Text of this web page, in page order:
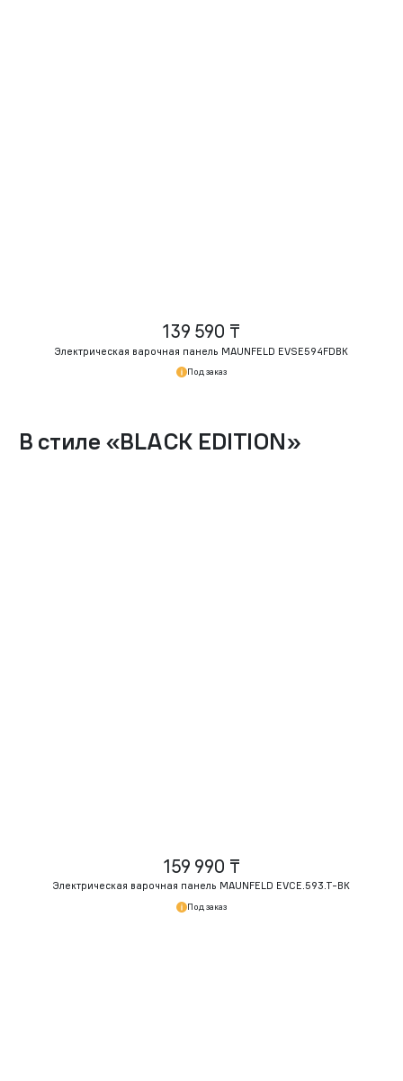
139 590 ₸
Электрическая варочная панель MAUNFELD EVSE594FDBK
Под заказ
В стиле «BLACK EDITION»
159 990 ₸
Электрическая варочная панель MAUNFELD EVCE.593.T-BK
Под заказ